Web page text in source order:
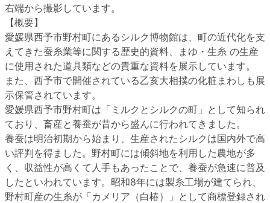
右端から撮影しています。
【概要】
愛媛県西予市野村町にあるシルク博物館は、町の近代化を支
えてきた蚕糸業等に関する歴史的資料、まゆ・生糸 の生産
に使用された道具類などの貴重な資料を展示しています。
また、西予市で開催されている乙亥大相撲の化粧まわしも展
示保管されています。
愛媛県西予市野村町は「ミルクとシルクの町」として知られ
ており、畜産と養蚕が昔から盛んに行われてきました。
養蚕は明治初期から始まり、生産されたシルクは国内外で高
い評判を得ました。野村町には傾斜地を利用した農地が多
く、収益性が高くて人手もあったことで、養蚕が急速に普及
したといわれています。昭和8年には製糸工場が建てられ、
野村町産の生糸が「カメリア（白椿）」として商標登録され